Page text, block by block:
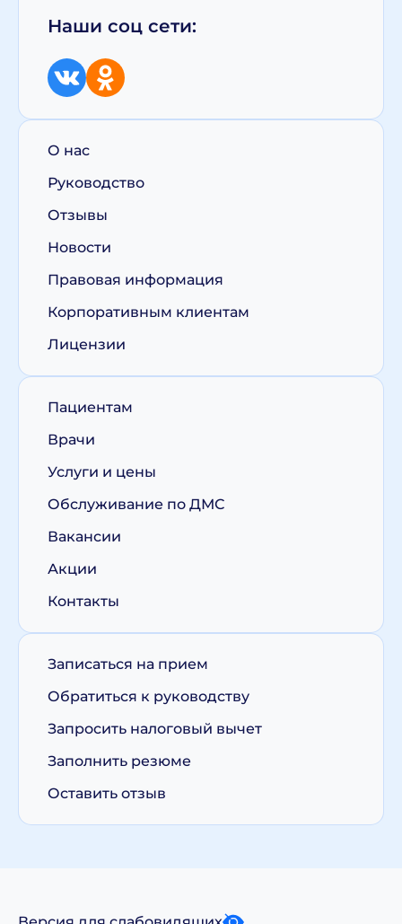
Наши соц сети:
О нас
Руководство
Отзывы
Новости
Правовая информация
Корпоративным клиентам
Лицензии
Пациентам
Врачи
Услуги и цены
Обслуживание по ДМС
Вакансии
Акции
Контакты
Записаться на прием
Обратиться к руководству
Запросить налоговый вычет
Заполнить резюме
Оставить отзыв